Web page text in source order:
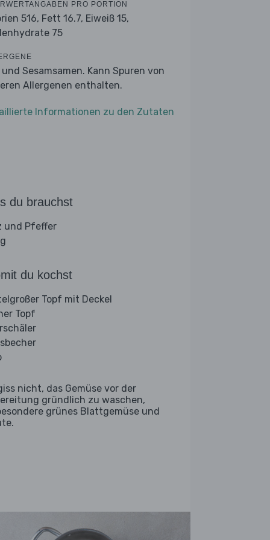
PRO PORTION
516, Fett 16.7, Eiweiß 15,
75
und Sesamsamen. Kann Spuren von
Allergenen enthalten.
Informationen zu den Zutaten
du brauchst
und Pfeffer
du kochst
Topf mit Deckel
Topf
nicht, das Gemüse vor der
gründlich zu waschen,
grünes Blattgemüse und